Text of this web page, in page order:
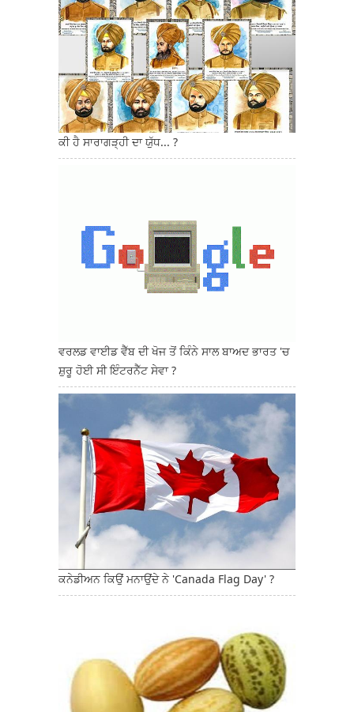
ਕੀ ਹੈ ਸਾਰਾਗੜ੍ਹੀ ਦਾ ਯੁੱਧ... ?
ਵਰਲਡ ਵਾਈਡ ਵੈੱਬ ਦੀ ਖੋਜ ਤੋਂ ਕਿੰਨੇ ਸਾਲ ਬਾਅਦ ਭਾਰਤ 'ਚ
ਸ਼ੁਰੂ ਹੋਈ ਸੀ ਇੰਟਰਨੈੱਟ ਸੇਵਾ ?
ਕਨੇਡੀਅਨ ਕਿਉਂ ਮਨਾਉਂਦੇ ਨੇ 'Canada Flag Day' ?